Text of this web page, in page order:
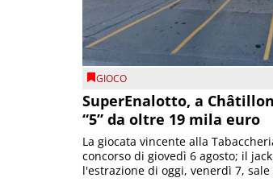
GIOCO
SuperEnalotto, a
“5” da oltre 19 mila euro
La giocata vincente alla
concorso di giovedì 6 agosto; il
l'estrazione di oggi, venerdì 7,